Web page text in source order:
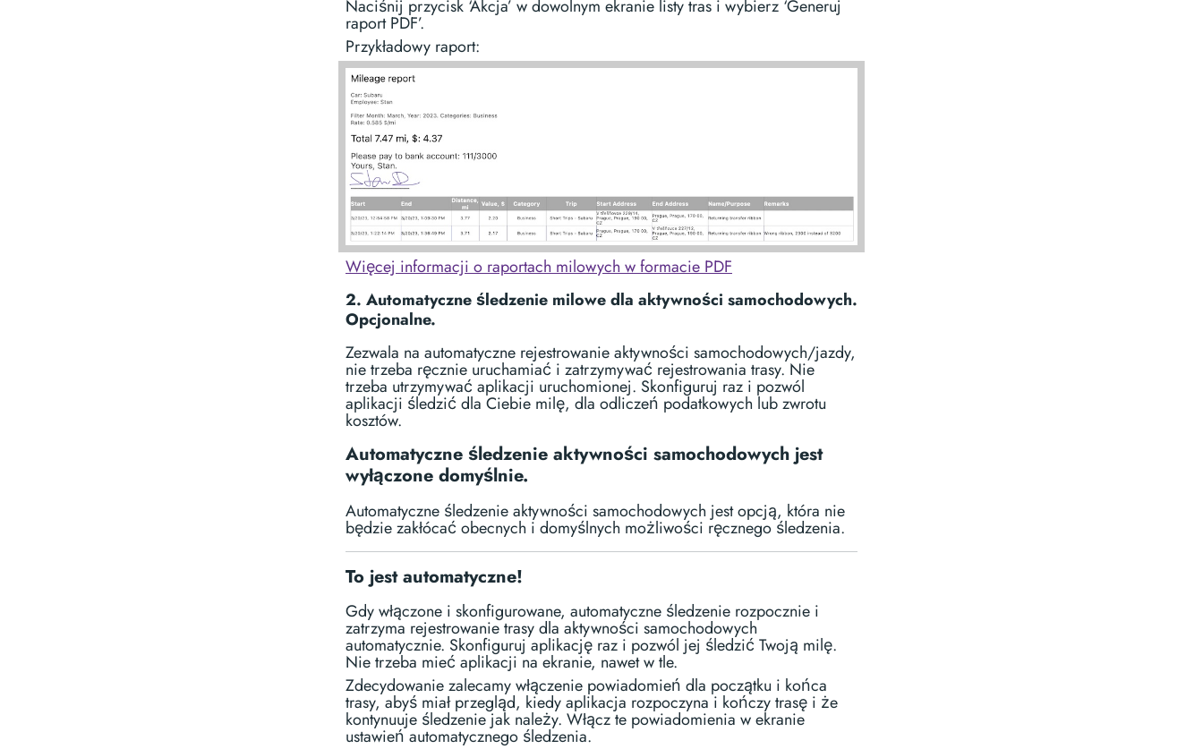
Naciśnij przycisk ‘Akcja’ w dowolnym ekranie listy tras i wybierz ‘Generuj
raport PDF’.
Przykładowy raport:
Więcej informacji o raportach milowych w formacie PDF
2. Automatyczne śledzenie milowe dla aktywności samochodowych.
Opcjonalne.
Zezwala na automatyczne rejestrowanie aktywności samochodowych/jazdy,
nie trzeba ręcznie uruchamiać i zatrzymywać rejestrowania trasy. Nie
trzeba utrzymywać aplikacji uruchomionej. Skonfiguruj raz i pozwól
aplikacji śledzić dla Ciebie milę, dla odliczeń podatkowych lub zwrotu
kosztów.
Automatyczne śledzenie aktywności samochodowych jest
wyłączone domyślnie.
Automatyczne śledzenie aktywności samochodowych jest opcją, która nie
będzie zakłócać obecnych i domyślnych możliwości ręcznego śledzenia.
To jest automatyczne!
Gdy włączone i skonfigurowane, automatyczne śledzenie rozpocznie i
zatrzyma rejestrowanie trasy dla aktywności samochodowych
automatycznie. Skonfiguruj aplikację raz i pozwól jej śledzić Twoją milę.
Nie trzeba mieć aplikacji na ekranie, nawet w tle.
Zdecydowanie zalecamy włączenie powiadomień dla początku i końca
trasy, abyś miał przegląd, kiedy aplikacja rozpoczyna i kończy trasę i że
kontynuuje śledzenie jak należy. Włącz te powiadomienia w ekranie
ustawień automatycznego śledzenia.